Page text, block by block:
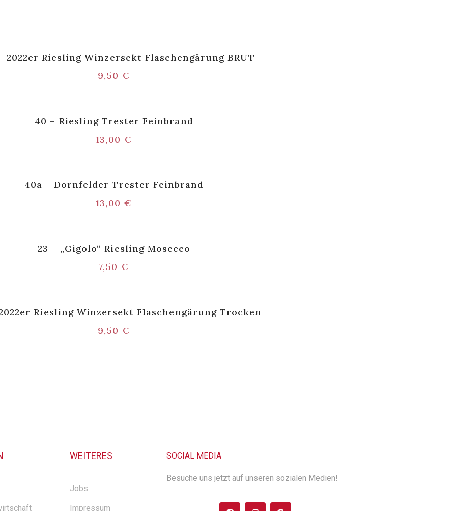
2022er Riesling Winzersekt Flaschengärung BRUT
9,50 €
40 – Riesling Trester Feinbrand
13,00 €
40a – Dornfelder Trester Feinbrand
13,00 €
23 – „Gigolo“ Riesling Mosecco
7,50 €
Riesling Winzersekt Flaschengärung Trocken
9,50 €
WEITERES
Jobs
Impressum
SOCIAL MEDIA
Besuche uns jetzt auf unseren sozialen Medien!